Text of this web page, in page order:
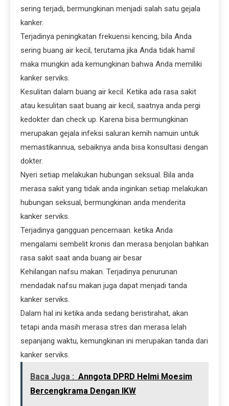
sering terjadi, bermungkinan menjadi salah satu gejala
kanker.
Terjadinya peningkatan frekuensi kencing, bila Anda
sering buang air kecil, terutama jika Anda tidak hamil
maka mungkin ada kemungkinan bahwa Anda memiliki
kanker serviks.
Kesulitan dalam buang air kecil. Ketika ada rasa sakit
atau kesulitan saat buang air kecil, saatnya anda pergi
kedokter dan check up. Karena bisa bermungkinan
merupakan gejala infeksi saluran kemih namuin untuk
memastikannua, sebaiknya anda bisa konsultasi dengan
dokter.
Nyeri setiap melakukan hubungan seksual. Bila anda
merasa sakit yang tidak anda inginkan setiap melakukan
hubungan seksual, bermungkinan anda menderita
kanker serviks.
Terjadinya gangguan pencernaan. ketika Anda
mengalami sembelit kronis dan merasa benjolan bahkan
rasa sakit saat anda buang air besar
Kehilangan nafsu makan. Terjadinya penurunan
mendadak nafsu makan juga dapat menjadi tanda
kanker serviks.
Dalam hal ini ketika anda sedang beristirahat, akan
tetapi anda masih merasa stres dan merasa lelah
sepanjang waktu, kemungkinan ini merupakan tanda dari
kanker serviks.
Baca Juga : Anngota DPRD Helmi Moesim
Bercengkrama Dengan IKW